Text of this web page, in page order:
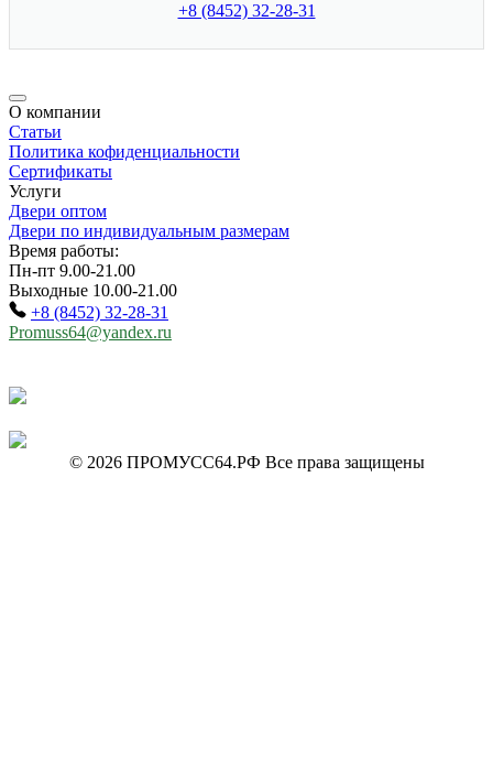
+8 (8452) 32-28-31
О компании
Статьи
Политика кофиденциальности
Сертификаты
Услуги
Двери оптом
Двери по индивидуальным размерам
Время работы:
Пн-пт 9.00-21.00
Выходные 10.00-21.00
+8 (8452) 32-28-31
Promuss64@yandex.ru
© 2026 ПРОМУСС64.РФ Все права защищены